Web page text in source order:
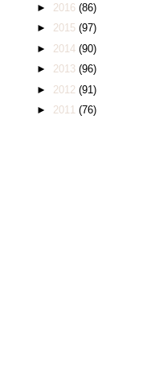
► 2016 (86)
► 2015 (97)
► 2014 (90)
► 2013 (96)
► 2012 (91)
► 2011 (76)